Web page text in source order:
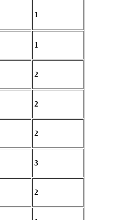
1
1
2
2
2
3
2